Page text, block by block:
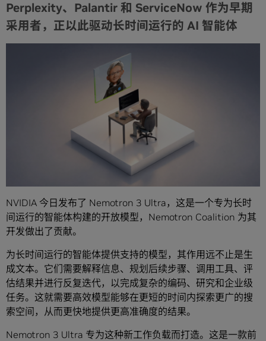
Perplexity、Palantir 和 ServiceNow 作为早期
采用者，正以此驱动长时间运行的 AI 智能体
NVIDIA 今日发布了 Nemotron 3 Ultra，这是一个专为长时
间运行的智能体构建的开放模型，Nemotron Coalition 为其
开发做出了贡献。
为长时间运行的智能体提供支持的模型，其作用远不止是生
成文本。它们需要解释信息、规划后续步骤、调用工具、评
估结果并进行反复迭代，以完成复杂的编码、研究和企业级
任务。这就需要高效模型能够在更短的时间内探索更广的搜
索空间，从而更快地提供更高准确度的结果。
Nemotron 3 Ultra 专为这种新工作负载而打造。这是一款前